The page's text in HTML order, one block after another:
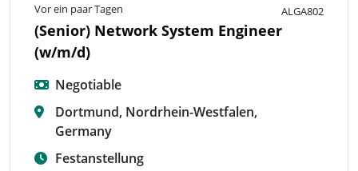
Vor ein paar Tagen ALGA802
(Senior) Network System Engineer
(w/m/d)
Negotiable
Dortmund, Nordrhein-Westfalen,
Germany
Festanstellung